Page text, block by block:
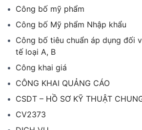
Công bố mỹ phẩm
Công bố Mỹ phẩm Nhập khẩu
Công bố tiêu chuẩn áp dụng đối
tế loại A, B
Công khai giá
CÔNG KHAI QUẢNG CÁO
CSDT – HỒ SƠ KỸ THUẬT
CV2373